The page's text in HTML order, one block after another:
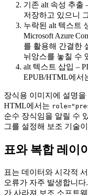
기존 alt 속성 추출
저장하고 있으니
누락된 alt 텍스트
Microsoft Azure
를 활용해 간결한
뉘앙스를 놓칠 수
alt 텍스트 삽입 –
EPUB/HTML에서
장식용 이미지에 설명
HTML에서는
순수 장식임을 알릴 수
그를 설정해 보조 기술
표와 복합 레이
표는 데이터와 시각적
오류가 자주 발생합니
가 사라져 보조 소프트